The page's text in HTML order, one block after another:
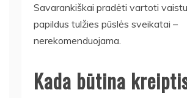
Savarankiškai pradėti vartoti
papildus tulžies pūslės sveikatai –
nerekomenduojama.
Kada būtina